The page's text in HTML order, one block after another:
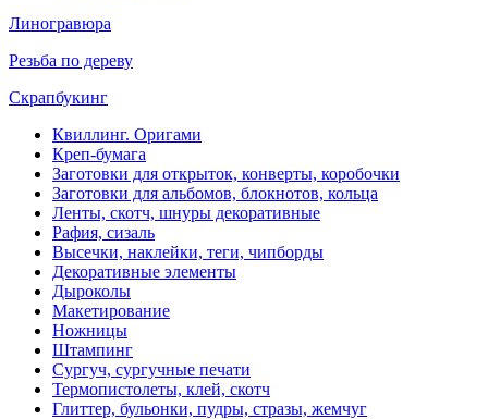
Линогравюра
Резьба по дереву
Скрапбукинг
Квиллинг. Оригами
Креп-бумага
Заготовки для открыток, конверты, коробочки
Заготовки для альбомов, блокнотов, кольца
Ленты, скотч, шнуры декоративные
Рафия, сизаль
Высечки, наклейки, теги, чипборды
Декоративные элементы
Дыроколы
Макетирование
Ножницы
Штампинг
Сургуч, сургучные печати
Термопистолеты, клей, скотч
Глиттер, бульонки, пудры, стразы, жемчуг